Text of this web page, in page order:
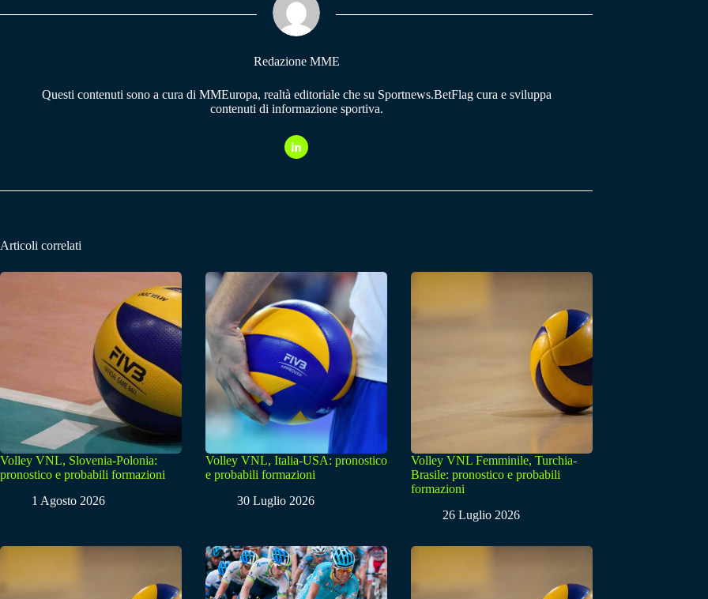
pp m
Redazione MME
Questi contenuti sono a cura di MMEuropa, realtà editoriale che su Sportnews.BetFlag cura e sviluppa
contenuti di informazione sportiva.
Articoli correlati
Volley VNL, Slovenia-Polonia:
pronostico e probabili formazioni
1 Agosto 2026
Volley VNL, Italia-USA: pronostico
e probabili formazioni
30 Luglio 2026
Volley VNL Femminile, Turchia-
Brasile: pronostico e probabili
formazioni
26 Luglio 2026